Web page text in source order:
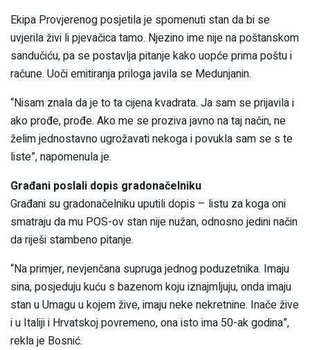
Ekipa Provjerenog posjetila je spomenuti stan da bi se
uvjerila živi li pjevačica tamo. Njezino ime nije na poštanskom
sandučiću, pa se postavlja pitanje kako uopće prima poštu i
račune. Uoči emitiranja priloga javila se Medunjanin.
“Nisam znala da je to ta cijena kvadrata. Ja sam se prijavila i
ako prođe, prođe. Ako me se proziva javno na taj način, ne
želim jednostavno ugrožavati nekoga i povukla sam se s te
liste”, napomenula je.
Građani poslali dopis gradonačelniku
Građani su gradonačelniku uputili dopis – listu za koga oni
smatraju da mu POS-ov stan nije nužan, odnosno jedini način
da riješi stambeno pitanje.
“Na primjer, nevjenčana supruga jednog poduzetnika. Imaju
sina, posjeduju kuću s bazenom koju iznajmljuju, onda imaju
stan u Umagu u kojem žive, imaju neke nekretnine. Inače žive
i u Italiji i Hrvatskoj povremeno, ona isto ima 50-ak godina”,
rekla je Bosnić.